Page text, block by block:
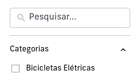
Categorias
Bicicletas Elétricas